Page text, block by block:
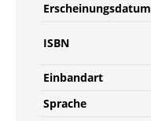
Erscheinungsdatum
ISBN
Einbandart
Sprache